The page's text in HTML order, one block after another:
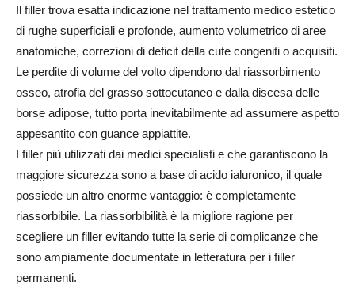
Il filler trova esatta indicazione nel trattamento medico estetico
di rughe superficiali e profonde, aumento volumetrico di aree
anatomiche, correzioni di deficit della cute congeniti o acquisiti.
Le perdite di volume del volto dipendono dal riassorbimento
osseo, atrofia del grasso sottocutaneo e dalla discesa delle
borse adipose, tutto porta inevitabilmente ad assumere aspetto
appesantito con guance appiattite.
I filler più utilizzati dai medici specialisti e che garantiscono la
maggiore sicurezza sono a base di acido ialuronico, il quale
possiede un altro enorme vantaggio: è completamente
riassorbibile. La riassorbibilità è la migliore ragione per
scegliere un filler evitando tutte la serie di complicanze che
sono ampiamente documentate in letteratura per i filler
permanenti.